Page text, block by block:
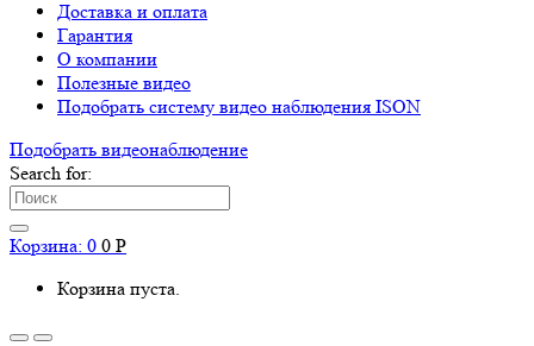
Доставка и оплата
Гарантия
О компании
Полезные видео
Подобрать систему видео наблюдения ISON
Подобрать видеонаблюдениe
Search for:
Корзина: 0 0 Р
Корзина пуста.